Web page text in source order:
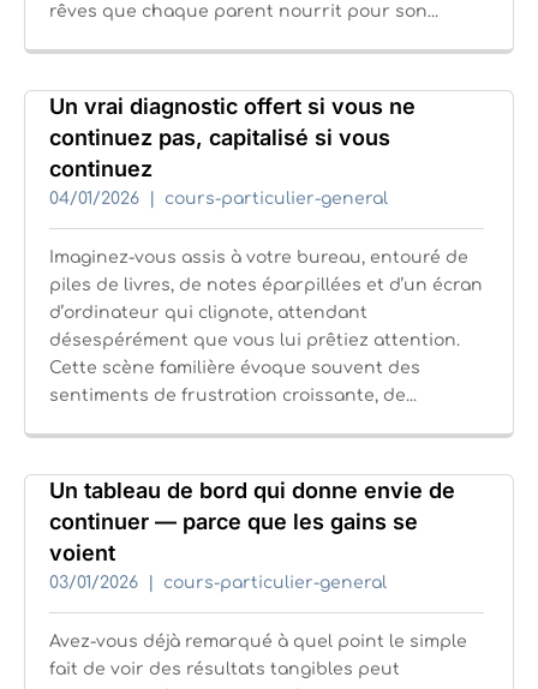
rêves que chaque parent nourrit pour son...
Un vrai diagnostic offert si vous ne
continuez pas, capitalisé si vous
continuez
04/01/2026 cours-particulier-general
Imaginez-vous assis à votre bureau, entouré de
piles de livres, de notes éparpillées et d’un écran
d’ordinateur qui clignote, attendant
désespérément que vous lui prêtiez attention.
Cette scène familière évoque souvent des
sentiments de frustration croissante, de...
Un tableau de bord qui donne envie de
continuer — parce que les gains se
voient
03/01/2026 cours-particulier-general
Avez-vous déjà remarqué à quel point le simple
fait de voir des résultats tangibles peut